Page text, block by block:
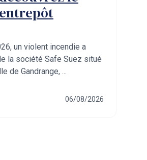
un violent incendie a
la société Safe Suez situé
de Gandrange, ...
06/08/2026